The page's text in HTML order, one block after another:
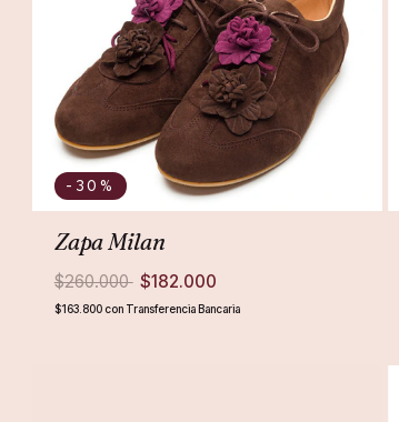
-30%
Zapa Milan
$260.000 $182.000
$163.800 con Transferencia Bancaria